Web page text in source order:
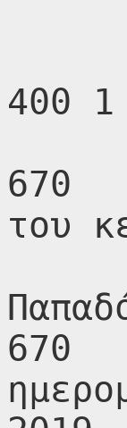
400
670
του
670